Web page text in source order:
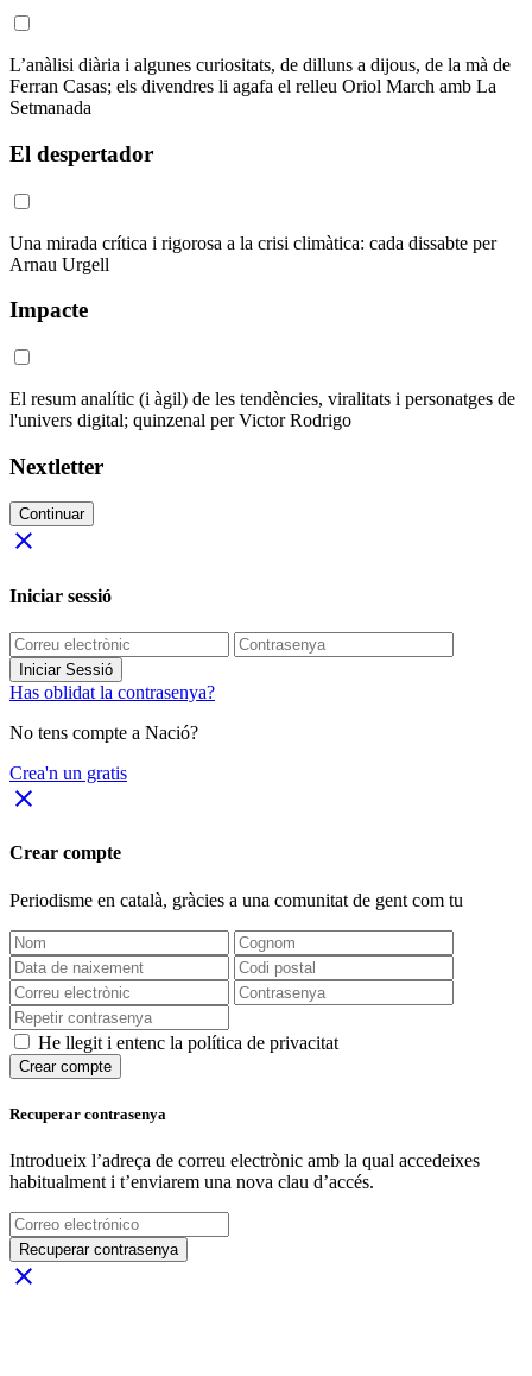
L’anàlisi diària i algunes curiositats, de dilluns a dijous, de la mà de
Ferran Casas; els divendres li agafa el relleu Oriol March amb La
Setmanada
El despertador
Una mirada crítica i rigorosa a la crisi climàtica: cada dissabte per
Arnau Urgell
Impacte
El resum analític (i àgil) de les tendències, viralitats i personatges de
l'univers digital; quinzenal per Victor Rodrigo
Nextletter
Continuar
close
Iniciar sessió
Iniciar Sessió
Has oblidat la contrasenya?
No tens compte a Nació?
Crea'n un gratis
close
Crear compte
Periodisme en català, gràcies a una comunitat de gent com tu
He llegit i entenc la política de privacitat
Crear compte
Recuperar contrasenya
Introdueix l’adreça de correu electrònic amb la qual accedeixes
habitualment i t’enviarem una nova clau d’accés.
Recuperar contrasenya
close